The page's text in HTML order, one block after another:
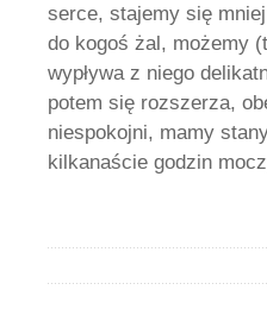
serce, stajemy się
do kogoś żal, możemy
wypływa z niego
potem się rozszerza,
niespokojni, mamy
kilkanaście godzin